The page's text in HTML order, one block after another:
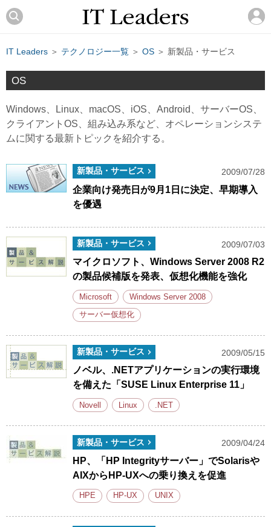
IT Leaders ＞ テクノロジー一覧 ＞ OS ＞ 新製品・サービス
OS
Windows、Linux、macOS、iOS、Android、サーバーOS、
クライアントOS、組み込み系など、オペレーションシステ
ムに関する最新トピックを紹介する。
新製品・サービス 2009/07/28
企業向け発売日が9月1日に決定、早期導入
を優遇
新製品・サービス 2009/07/03
マイクロソフト、Windows Server 2008 R2
の製品候補版を発表、仮想化機能を強化
Microsoft Windows Server 2008
サーバー仮想化
新製品・サービス 2009/05/15
ノベル、.NETアプリケーションの実行環境
を備えた「SUSE Linux Enterprise 11」
Novell Linux .NET
新製品・サービス 2009/04/24
HP、「HP Integrityサーバー」でSolarisや
AIXからHP-UXへの乗り換えを促進
HPE HP-UX UNIX